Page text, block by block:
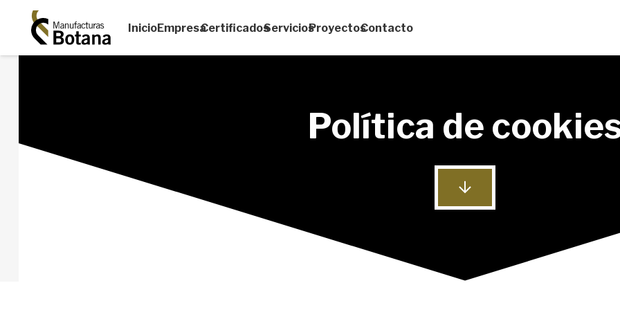
InicioEmpresaCertificadosServiciosProyectosContacto
Política de